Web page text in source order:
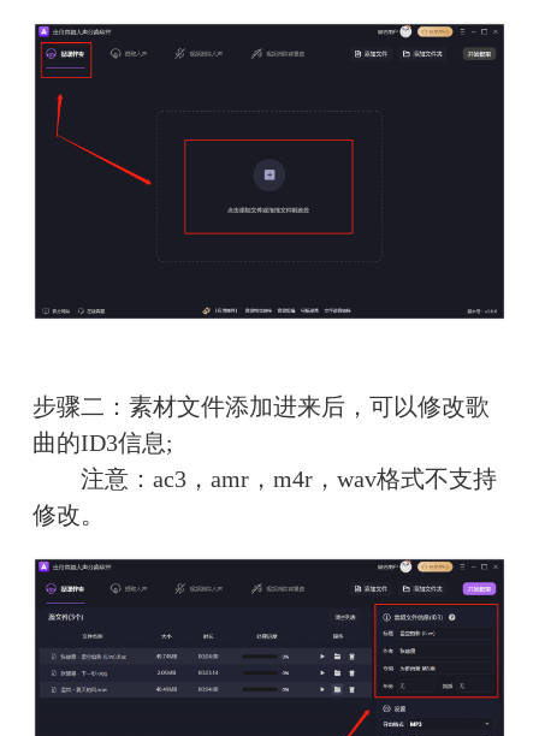
步骤二：素材文件添加进来后，可以修改歌
曲的ID3信息;
注意：ac3，amr，m4r，wav格式不支持
修改。